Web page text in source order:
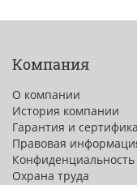
Компания
О компании
История компании
Гарантия и
Правовая
Конфиденциальность
Охрана труда